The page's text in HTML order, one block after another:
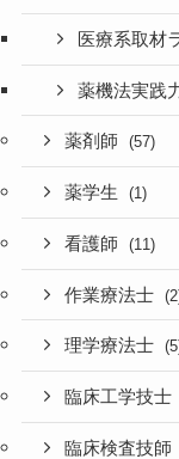
医療系取材
薬機法実践
薬剤師 (57)
薬学生 (1)
看護師 (11)
作業療法士
理学療法士
臨床工学技士
臨床検査技師